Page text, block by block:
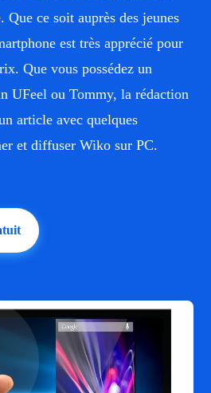
Que ce soit auprès des jeunes
est très apprécié pour
Que vous possédez un
UFeel ou Tommy, la rédaction
article avec quelques
et diffuser Wiko sur PC.